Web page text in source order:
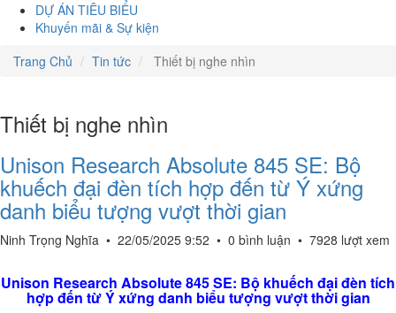
DỰ ÁN TIÊU BIỂU
Khuyến mãi & Sự kiện
Trang Chủ
Tin tức Thiết bị nghe nhìn
Thiết bị nghe nhìn
Unison Research Absolute 845 SE: Bộ
khuếch đại đèn tích hợp đến từ Ý xứng
danh biểu tượng vượt thời gian
Ninh Trọng Nghĩa • 22/05/2025 9:52 • 0 bình luận • 7928 lượt xem
Unison Research Absolute 845 SE: Bộ khuếch đại đèn tích
hợp đến từ Ý xứng danh biểu tượng vượt thời gian